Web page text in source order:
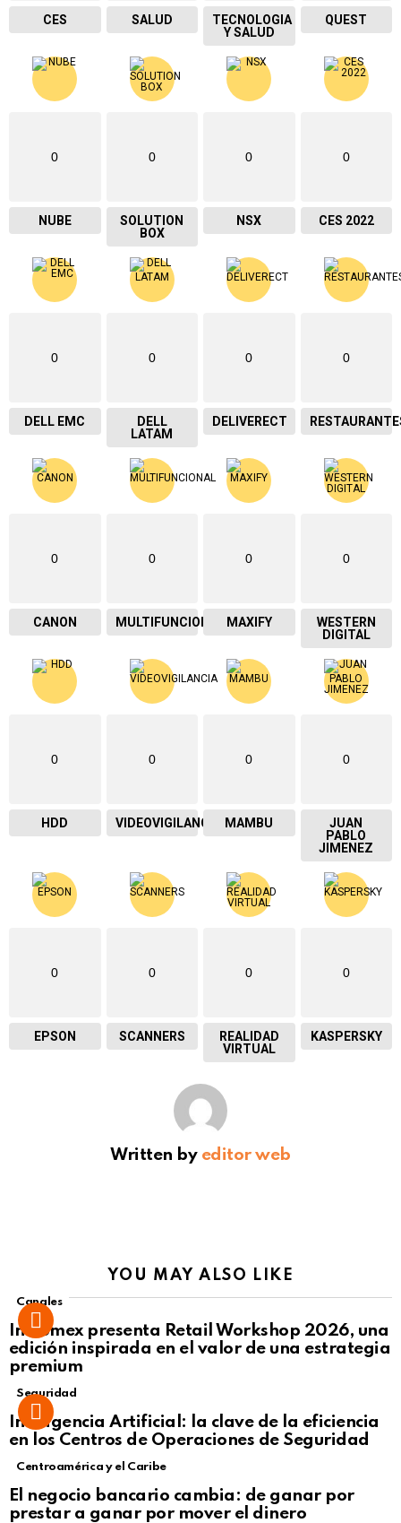
CES SALUD
TECNOLOGIA
Y SALUD
QUEST
0
NUBE
0
SOLUTION
BOX
0
NSX
0
CES 2022
0
DELL EMC
0
DELL
LATAM
0
DELIVERECT
0
0
CANON
0
MULTIFUNCIONAL
0
MAXIFY
0
WESTERN
DIGITAL
0
HDD
0
VIDEOVIGILANCIA
0
MAMBU
0
JUAN
PABLO
JIMENEZ
0
EPSON
0
SCANNERS
0
REALIDAD
VIRTUAL
0
KASPERSKY
Written by editor web
YOU MAY ALSO LIKE
Canales
Intcomex presenta Retail Workshop 2026, una
edición inspirada en el valor de una estrategia
premium
Seguridad
Inteligencia Artificial: la clave de la eficiencia
en los Centros de Operaciones de Seguridad
Centroamérica y el Caribe
El negocio bancario cambia: de ganar por
prestar a ganar por mover el dinero